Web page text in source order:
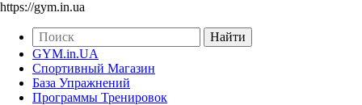
https://gym.in.ua
GYM.in.UA
Спортивный Магазин
База Упражнений
Программы Тренировок